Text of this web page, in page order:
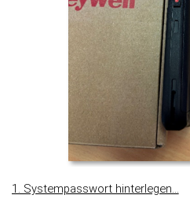
1. Systempasswort hinterlegen...